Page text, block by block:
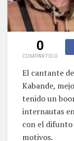
0
COMPARTIDO
El cantante
Kabande,
tenido un
internautas
con el
motivos.